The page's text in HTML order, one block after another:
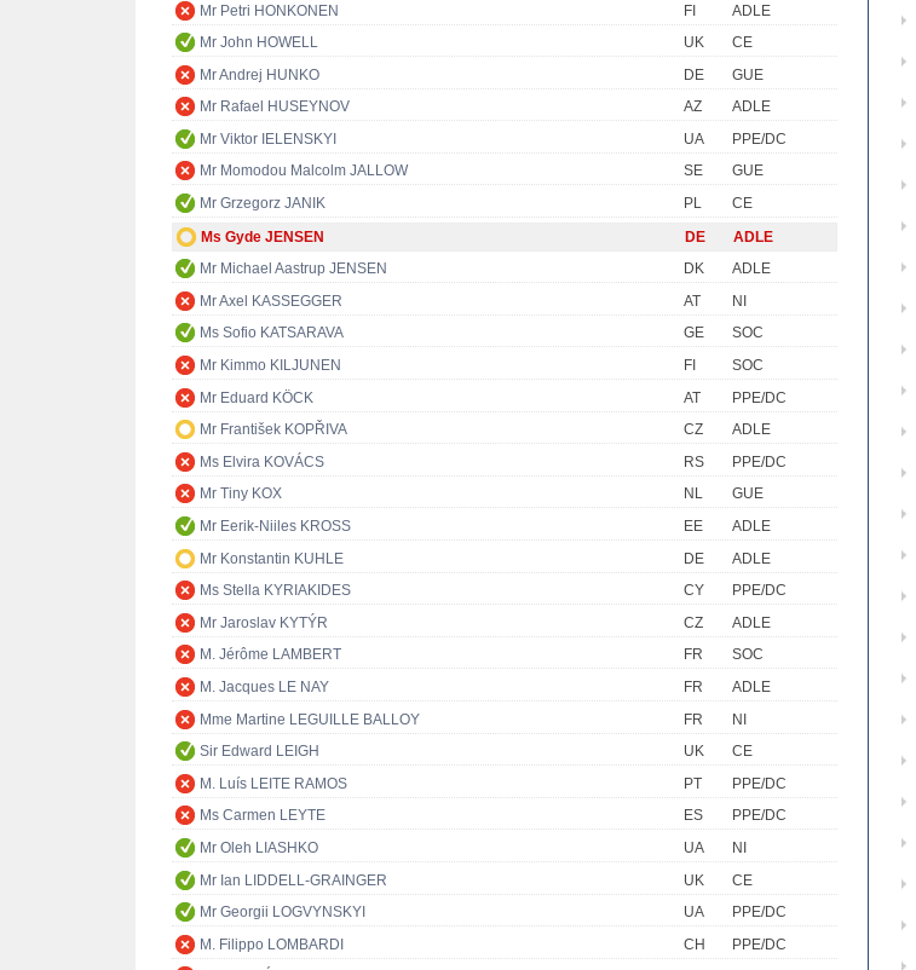
Mr Petri HONKONEN
FI
ADLE
Mr John HOWELL
UK
CE
Mr Andrej HUNKO
DE
GUE
Mr Rafael HUSEYNOV
AZ
ADLE
Mr Viktor IELENSKYI
UA
PPE/DC
Mr Momodou Malcolm JALLOW
SE
GUE
Mr Grzegorz JANIK
PL
CE
Ms Gyde JENSEN
DE
ADLE
Mr Michael Aastrup JENSEN
DK
ADLE
Mr Axel KASSEGGER
AT
NI
Ms Sofio KATSARAVA
GE
SOC
Mr Kimmo KILJUNEN
FI
SOC
Mr Eduard KÖCK
AT
PPE/DC
Mr František KOPŘIVA
CZ
ADLE
Ms Elvira KOVÁCS
RS
PPE/DC
Mr Tiny KOX
NL
GUE
Mr Eerik-Niiles KROSS
EE
ADLE
Mr Konstantin KUHLE
DE
ADLE
Ms Stella KYRIAKIDES
CY
PPE/DC
Mr Jaroslav KYTÝR
CZ
ADLE
M. Jérôme LAMBERT
FR
SOC
M. Jacques LE NAY
FR
ADLE
Mme Martine LEGUILLE BALLOY
FR
NI
Sir Edward LEIGH
UK
CE
M. Luís LEITE RAMOS
PT
PPE/DC
Ms Carmen LEYTE
ES
PPE/DC
Mr Oleh LIASHKO
UA
NI
Mr Ian LIDDELL-GRAINGER
UK
CE
Mr Georgii LOGVYNSKYI
UA
PPE/DC
M. Filippo LOMBARDI
CH
PPE/DC